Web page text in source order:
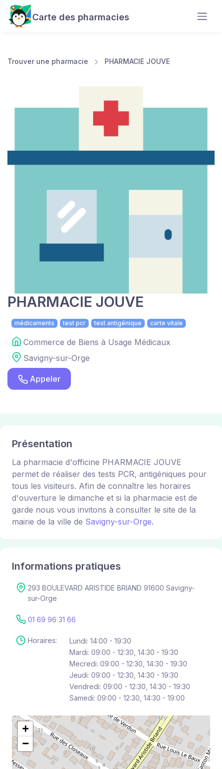
Carte des pharmacies
Trouver une pharmacie PHARMACIE JOUVE
PHARMACIE JOUVE
médicaments test pcr test antigénique carte vitale
Commerce de Biens à Usage Médicaux
Savigny-sur-Orge
Appeler
Présentation
La pharmacie d'officine PHARMACIE JOUVE
permet de réaliser des tests PCR, antigéniques pour
tous les visiteurs. Afin de connaître les horaires
d'ouverture le dimanche et si la pharmacie est de
garde nous vous invitons à consulter le site de la
mairie de la ville de Savigny-sur-Orge.
Informations pratiques
293 BOULEVARD ARISTIDE BRIAND 91600 Savigny-
sur-Orge
01 69 96 31 66
Horaires:
Lundi: 14:00 - 19:30
Mardi: 09:00 - 12:30, 14:30 - 19:30
Mecredi: 09:00 - 12:30, 14:30 - 19:30
Jeudi: 09:00 - 12:30, 14:30 - 19:30
Vendredi: 09:00 - 12:30, 14:30 - 19:30
Samedi: 09:00 - 12:30, 14:30 - 19:00
+
−